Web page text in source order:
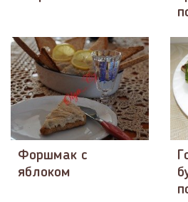
Форшмак с
яблоком